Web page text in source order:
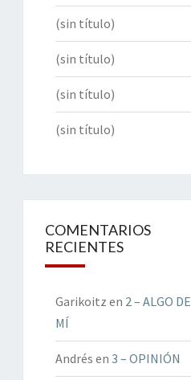
(sin título)
(sin título)
(sin título)
(sin título)
COMENTARIOS
RECIENTES
Garikoitz en 2 – ALGO DE
MÍ
Andrés en 3 – OPINIÓN